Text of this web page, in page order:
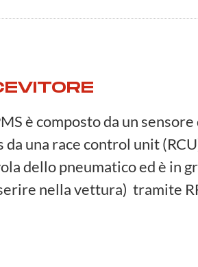
è composto da un
una race control unit
dello pneumatico ed è in
nella vettura) tramite